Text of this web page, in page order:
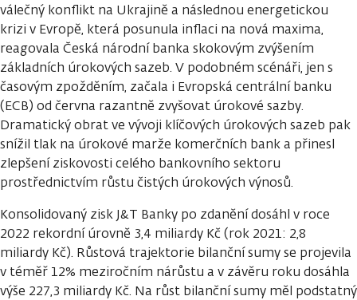
válečný konflikt na Ukrajině a následnou energetickou
krizi v Evropě, která posunula inflaci na nová maxima,
reagovala Česká národní banka skokovým zvýšením
základních úrokových sazeb. V podobném scénáři, jen s
časovým zpožděním, začala i Evropská centrální banku
(ECB) od června razantně zvyšovat úrokové sazby.
Dramatický obrat ve vývoji klíčových úrokových sazeb pak
snížil tlak na úrokové marže komerčních bank a přinesl
zlepšení ziskovosti celého bankovního sektoru
prostřednictvím růstu čistých úrokových výnosů.
Konsolidovaný zisk J&T Banky po zdanění dosáhl v roce
2022 rekordní úrovně 3,4 miliardy Kč (rok 2021: 2,8
miliardy Kč). Růstová trajektorie bilanční sumy se projevila
v téměř 12% meziročním nárůstu a v závěru roku dosáhla
výše 227,3 miliardy Kč. Na růst bilanční sumy měl podstatný